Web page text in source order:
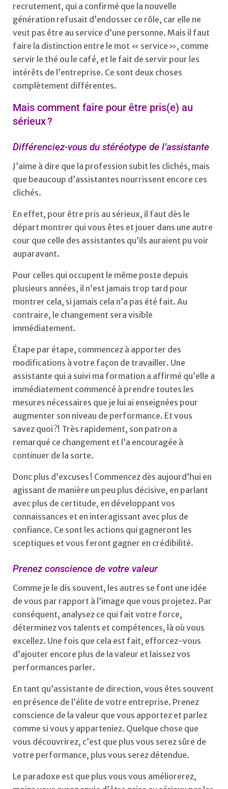
recrutement, qui a confirmé que la nouvelle
génération refusait d’endosser ce rôle, car elle ne
veut pas être au service d’une personne. Mais il faut
faire la distinction entre le mot « service », comme
servir le thé ou le café, et le fait de servir pour les
intérêts de l’entreprise. Ce sont deux choses
complètement différentes.
Mais comment faire pour être pris(e) au
sérieux ?
Différenciez-vous du stéréotype de l’assistante
J’aime à dire que la profession subit les clichés, mais
que beaucoup d’assistantes nourrissent encore ces
clichés.
En effet, pour être pris au sérieux, il faut dès le
départ montrer qui vous êtes et jouer dans une autre
cour que celle des assistantes qu’ils auraient pu voir
auparavant.
Pour celles qui occupent le même poste depuis
plusieurs années, il n’est jamais trop tard pour
montrer cela, si jamais cela n’a pas été fait. Au
contraire, le changement sera visible
immédiatement.
Étape par étape, commencez à apporter des
modifications à votre façon de travailler. Une
assistante qui a suivi ma formation a affirmé qu’elle a
immédiatement commencé à prendre toutes les
mesures nécessaires que je lui ai enseignées pour
augmenter son niveau de performance. Et vous
savez quoi ?! Très rapidement, son patron a
remarqué ce changement et l’a encouragée à
continuer de la sorte.
Donc plus d’excuses ! Commencez dès aujourd’hui en
agissant de manière un peu plus décisive, en parlant
avec plus de certitude, en développant vos
connaissances et en interagissant avec plus de
confiance. Ce sont les actions qui gagneront les
sceptiques et vous feront gagner en crédibilité.
Prenez conscience de votre valeur
Comme je le dis souvent, les autres se font une idée
de vous par rapport à l’image que vous projetez. Par
conséquent, analysez ce qui fait votre force,
déterminez vos talents et compétences, là où vous
excellez. Une fois que cela est fait, efforcez-vous
d’ajouter encore plus de la valeur et laissez vos
performances parler.
En tant qu’assistante de direction, vous êtes souvent
en présence de l’élite de votre entreprise. Prenez
conscience de la valeur que vous apportez et parlez
comme si vous y apparteniez. Quelque chose que
vous découvrirez, c’est que plus vous serez sûre de
votre performance, plus vous serez détendue.
Le paradoxe est que plus vous vous améliorerez,